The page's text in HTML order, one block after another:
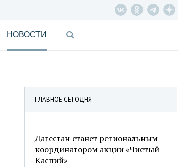
НОВОСТИ
ГЛАВНОЕ СЕГОДНЯ
Дагестан станет региональным
координатором акции «Чистый
Каспий»